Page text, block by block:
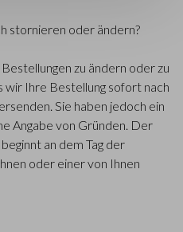
stornieren oder ändern?
zu ändern oder zu
wir Ihre Bestellung sofort nach
Sie haben jedoch ein
Angabe von Gründen. Der
an dem Tag der
oder einer von Ihnen